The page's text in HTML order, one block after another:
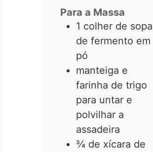
Para a Massa
1 colher de sopa
de fermento em
pó
manteiga e
farinha de trigo
para untar e
polvilhar a
assadeira
¾ de xícara de